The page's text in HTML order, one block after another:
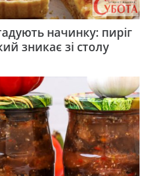
начинку: пиріг
зникає зі столу